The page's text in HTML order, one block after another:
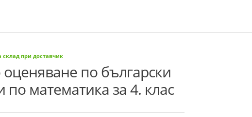
склад при доставчик
по български
по математика за 4. клас